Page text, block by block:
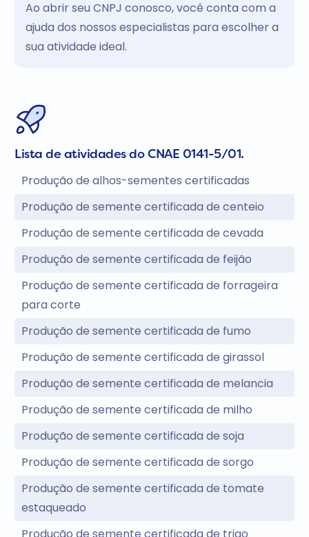
Ao abrir seu CNPJ conosco, você conta com a
ajuda dos nossos especialistas para escolher a
sua atividade ideal.
Lista de atividades do CNAE 0141-5/01.
Produção de alhos-sementes certificadas
Produção de semente certificada de centeio
Produção de semente certificada de cevada
Produção de semente certificada de feijão
Produção de semente certificada de forrageira
para corte
Produção de semente certificada de fumo
Produção de semente certificada de girassol
Produção de semente certificada de melancia
Produção de semente certificada de milho
Produção de semente certificada de soja
Produção de semente certificada de sorgo
Produção de semente certificada de tomate
estaqueado
Produção de semente certificada de trigo